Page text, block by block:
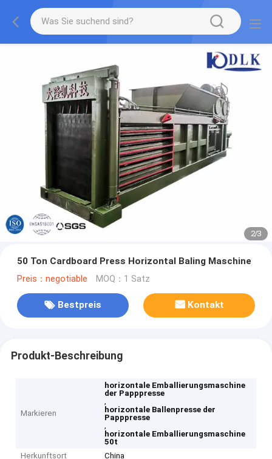
2/3
50 Ton Cardboard Press Horizontal Baling Maschine
Preis：negotiable MOQ：1 Satz
Bestpreis Kontakt
Produkt-Beschreibung
Markieren
horizontale Emballierungsmaschine
der Papppresse
,
horizontale Ballenpresse der
Papppresse
,
horizontale Emballierungsmaschine
50t
Herkunftsort
China